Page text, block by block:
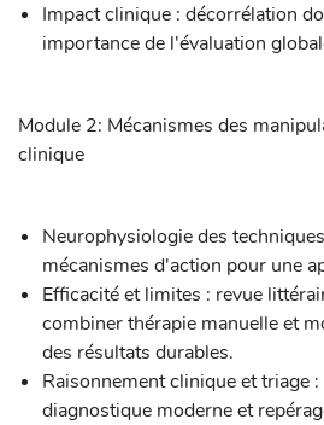
Impact clinique : décorrélation
importance de l'évaluation
Module 2: Mécanismes des
clinique
Neurophysiologie des
mécanismes d'action pour une
Efficacité et limites : revue
combiner thérapie manuelle et
des résultats durables.
Raisonnement clinique et triage
diagnostique moderne et